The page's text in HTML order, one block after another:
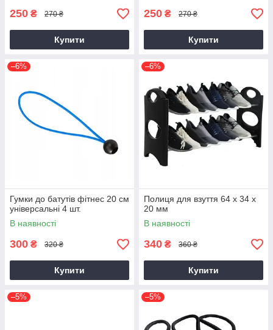
250 ₴ 270 ₴
Купити
250 ₴ 270 ₴
Купити
–6%
Гумки до батутів фітнес 20 см
універсальні 4 шт.
В наявності
300 ₴ 320 ₴
Купити
–6%
Полиця для взуття 64 х 34 х
20 мм
В наявності
340 ₴ 360 ₴
Купити
–5% –5%